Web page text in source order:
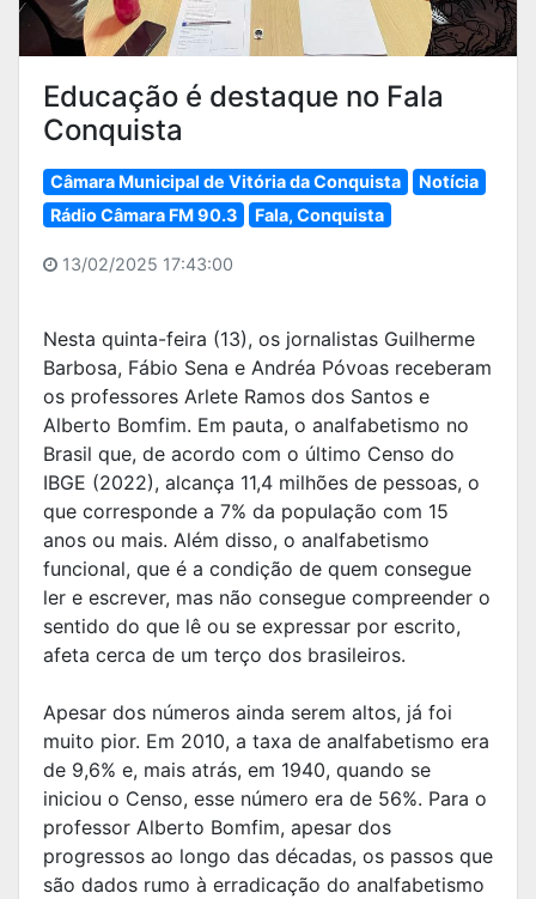
Educação é destaque no Fala
Conquista
Câmara Municipal de Vitória da Conquista
Notícia
Rádio Câmara FM 90.3
Fala, Conquista
13/02/2025 17:43:00
Nesta quinta-feira (13), os jornalistas Guilherme
Barbosa, Fábio Sena e Andréa Póvoas receberam
os professores Arlete Ramos dos Santos e
Alberto Bomfim. Em pauta, o analfabetismo no
Brasil que, de acordo com o último Censo do
IBGE (2022), alcança 11,4 milhões de pessoas, o
que corresponde a 7% da população com 15
anos ou mais. Além disso, o analfabetismo
funcional, que é a condição de quem consegue
ler e escrever, mas não consegue compreender o
sentido do que lê ou se expressar por escrito,
afeta cerca de um terço dos brasileiros.
Apesar dos números ainda serem altos, já foi
muito pior. Em 2010, a taxa de analfabetismo era
de 9,6% e, mais atrás, em 1940, quando se
iniciou o Censo, esse número era de 56%. Para o
professor Alberto Bomfim, apesar dos
progressos ao longo das décadas, os passos que
são dados rumo à erradicação do analfabetismo